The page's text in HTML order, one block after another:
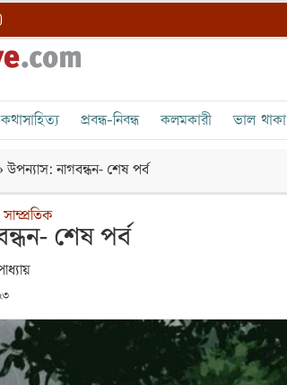
কথাসাহিত্য প্রবন্ধ-নিবন্ধ কলমকারী ভাল থাকা
উপন্যাস: নাগবন্ধন- শেষ পর্ব
সাম্প্রতিক
শেষ পর্ব